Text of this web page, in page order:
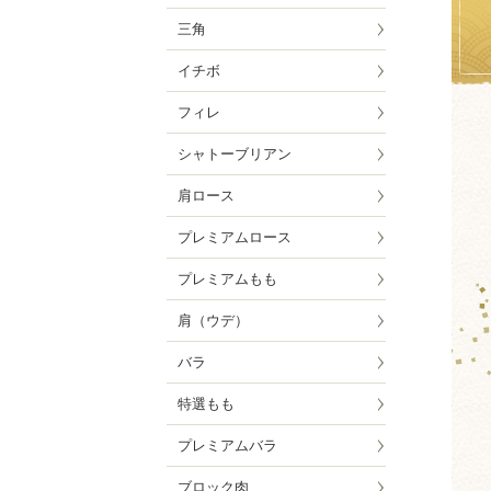
三角
イチボ
フィレ
シャトーブリアン
肩ロース
プレミアムロース
プレミアムもも
肩（ウデ）
バラ
特選もも
プレミアムバラ
ブロック肉